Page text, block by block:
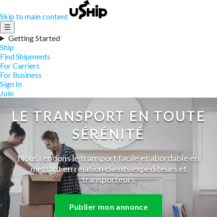
Skip to main content
☰
Getting Started
Ship
Find Shipments
For Carriers
For Business
Sign In
Join
LE TRANSPORT EN TOUTE
SÉRÉNITÉ
Nous rendons le transport facile et abordable en
mettant en relation clients expéditeurs et
transporteurs
Publier mon annonce